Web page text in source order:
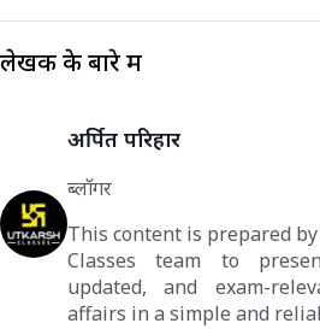
लेखक के बारे में
अर्पित परिहार
ब्लॉगर
This content is prepared
Classes team to
updated, and exam-
affairs in a simple and